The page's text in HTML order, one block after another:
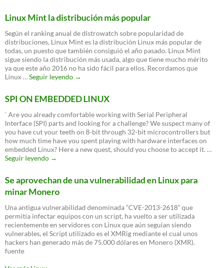
Denial-
Service
attack
Linux Mint la distribución más popular
Según el ranking anual de distrowatch sobre popularidad de
distribuciones, Linux Mint es la distribución Linux más popular de
todas, un puesto que también consiguió el año pasado. Linux Mint
sigue siendo la distribución más usada, algo que tiene mucho mérito
ya que este año 2016 no ha sido fácil para ellos. Recordamos que
Linux …Seguir leyendo Linux
distribución
más
popular
→
SPI ON EMBEDDED LINUX
` Are you already comfortable working with Serial Peripheral
Interface (SPI) parts and looking for a challenge? We suspect many of
you have cut your teeth on 8-bit through 32-bit microcontrollers but
how much time have you spent playing with hardware interfaces on
embedded Linux? Here a new quest, should you choose to accept it. …
Seguir leyendo SPI
LINUX
→
Se aprovechan de una vulnerabilidad en Linux para
minar Monero
Una antigua vulnerabilidad denominada “CVE-2013-2618” que
permitía infectar equipos con un script, ha vuelto a ser utilizada
recientemente en servidores con Linux que aún seguían siendo
vulnerables, el Script utilizado es el XMRig mediante el cual unos
hackers han generado más de 75.000 dólares en Monero (XMR).
fuente